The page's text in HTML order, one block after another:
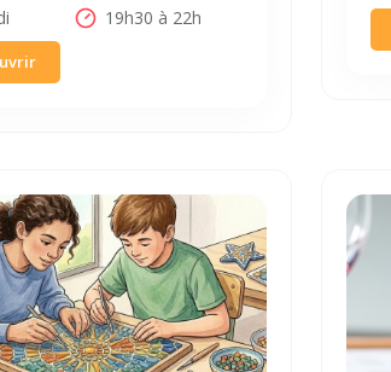
19h30 à 22h